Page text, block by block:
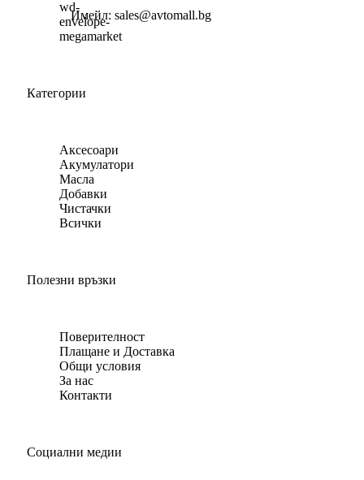
Имейл: sales@avtomall.bg
Категории
Аксесоари
Акумулатори
Масла
Добавки
Чистачки
Всички
Полезни връзки
Поверителност
Плащане и Доставка
Общи условия
За нас
Контакти
Социални медии